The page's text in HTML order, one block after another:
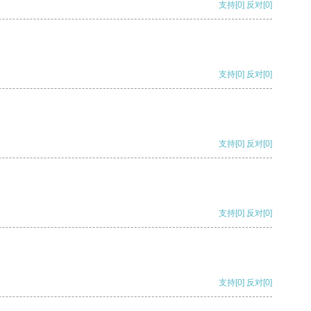
支持[0] 反对[0]
支持[0] 反对[0]
支持[0] 反对[0]
支持[0] 反对[0]
支持[0] 反对[0]